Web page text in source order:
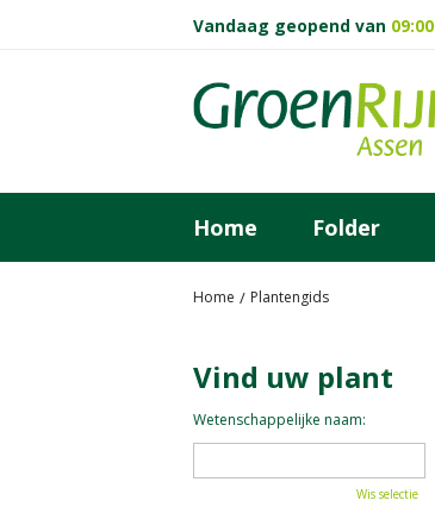
Home Plantengids
Vandaag geopend van 09:00
Home Folder
Vind uw plant
Wetenschappelijke naam:
Wis selectie